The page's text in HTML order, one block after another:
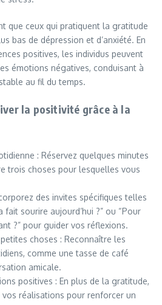
que ceux qui pratiquent la gratitude
bas de dépression et d’anxiété. En
positives, les individus peuvent
émotions négatives, conduisant à
au fil du temps.
la positivité grâce à la
: Réservez quelques minutes
trois choses pour lesquelles vous
des invites spécifiques telles
fait sourire aujourd’hui ?” ou “Pour
?” pour guider vos réflexions.
choses : Reconnaître les
comme une tasse de café
amicale.
positives : En plus de la gratitude,
réalisations pour renforcer un